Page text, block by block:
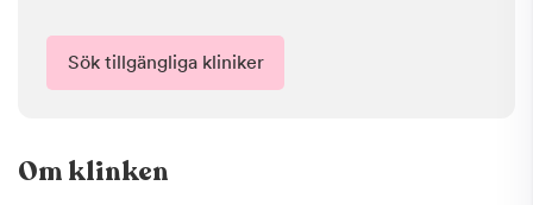
Sök tillgängliga kliniker
Om klinken